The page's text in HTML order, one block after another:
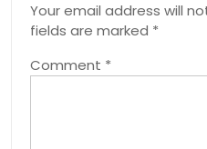
Your email address will
fields are marked *
Comment *